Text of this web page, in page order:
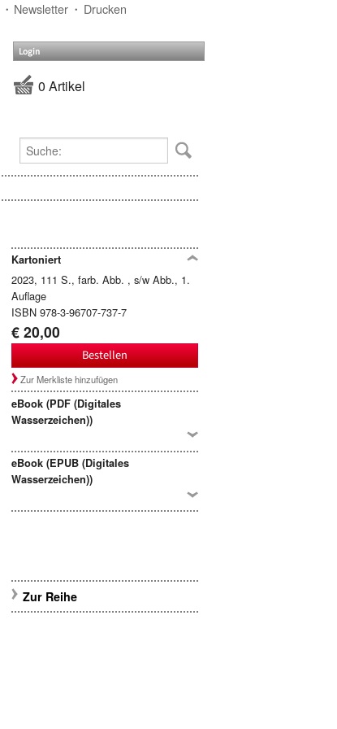
Newsletter Drucken
Login
0 Artikel
Kartoniert
2023, 111 S., farb. Abb. , s/w Abb., 1.
Auflage
ISBN 978-3-96707-737-7
€ 20,00
Bestellen
Zur Merkliste hinzufügen
eBook (PDF (Digitales
Wasserzeichen))
eBook (EPUB (Digitales
Wasserzeichen))
Zur Reihe